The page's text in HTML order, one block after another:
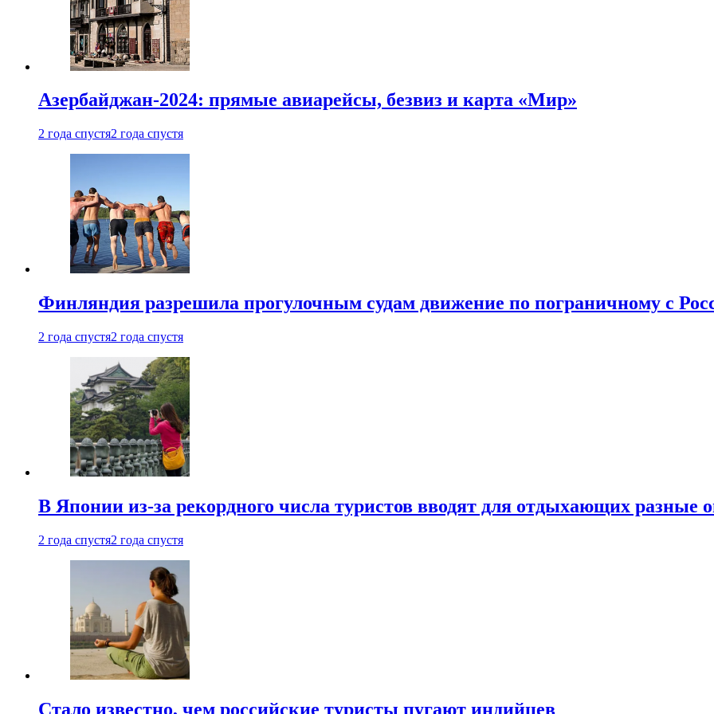
Азербайджан-2024: прямые авиарейсы, безвиз и карта «Мир»
2 года спустя2 года спустя
Финляндия разрешила прогулочным судам движение по пограничному с
2 года спустя2 года спустя
В Японии из-за рекордного числа туристов вводят для отдыхающих разные
2 года спустя2 года спустя
Стало известно, чем российские туристы пугают индийцев